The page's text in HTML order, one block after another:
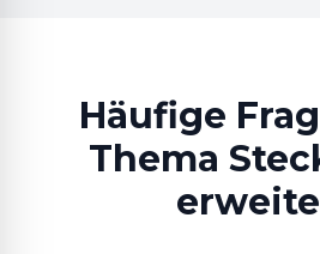
Häufige
Thema